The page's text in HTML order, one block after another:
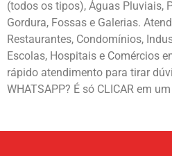
(todos os tipos), Águas Pluviais,
Gordura, Fossas e Galerias.
Restaurantes, Condomínios,
Escolas, Hospitais e Comércios
rápido atendimento para tirar
WHATSAPP? É só CLICAR em